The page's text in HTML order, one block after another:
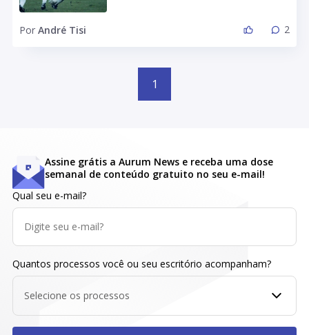
Por André Tisi 2
1
Assine grátis a Aurum News e receba uma dose
semanal de conteúdo gratuito no seu e-mail!
Qual seu e-mail?
Quantos processos você ou seu escritório acompanham?
Selecione os processos